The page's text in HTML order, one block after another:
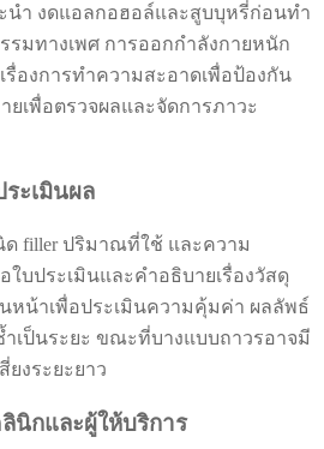
นำ งดแอลกอฮอล์และสูบบุหรี่ก่อนทำ
รมทางเพศ การออกกำลังกายหนัก
องการทำความสะอาดเพื่อป้องกัน
เพื่อตรวจผลและจัดการภาวะ
ะเมินผล
filler ปริมาณที่ใช้ และความ
บประเมินและคำอธิบายเรื่องวัสดุ
หน้าเพื่อประเมินความคุ้มค่า ผลลัพธ์
ำเป็นระยะ ขณะที่บางแบบถาวรอาจมี
ยงระยะยาว
นิกและผู้ให้บริการ